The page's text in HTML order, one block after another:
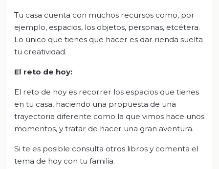
Tu casa cuenta con muchos recursos como, por
ejemplo, espacios, los objetos, personas, etcétera.
Lo único que tienes que hacer es dar rienda suelta
tu creatividad.
El reto de hoy:
El reto de hoy es recorrer los espacios que tienes
en tu casa, haciendo una propuesta de una
trayectoria diferente como la que vimos hace unos
momentos, y tratar de hacer una gran aventura.
Si te es posible consulta otros libros y comenta el
tema de hoy con tu familia.